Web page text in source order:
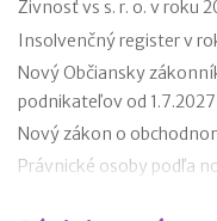
Živnosť vs s. r. o. v roku
Insolvenčný register v
Nový Občiansky
podnikateľov od 1.7.2027
Nový zákon o
Právnické osoby podľa